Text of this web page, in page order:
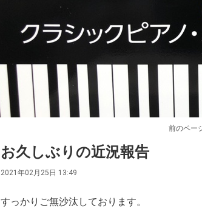
前のペー
お久しぶりの近況報告
2021年02月25日 13:49
すっかりご無沙汰しております。